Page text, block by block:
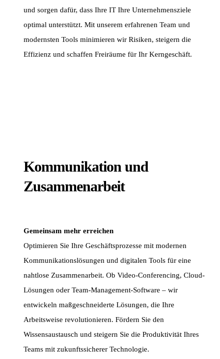
und sorgen dafür, dass Ihre IT Ihre Unternehmensziele
optimal unterstützt. Mit unserem erfahrenen Team und
modernsten Tools minimieren wir Risiken, steigern die
Effizienz und schaffen Freiräume für Ihr Kerngeschäft.
Kommunikation und
Zusammenarbeit
Gemeinsam mehr erreichen
Optimieren Sie Ihre Geschäftsprozesse mit modernen
Kommunikationslösungen und digitalen Tools für eine
nahtlose Zusammenarbeit. Ob Video-Conferencing, Cloud-
Lösungen oder Team-Management-Software – wir
entwickeln maßgeschneiderte Lösungen, die Ihre
Arbeitsweise revolutionieren. Fördern Sie den
Wissensaustausch und steigern Sie die Produktivität Ihres
Teams mit zukunftssicherer Technologie.